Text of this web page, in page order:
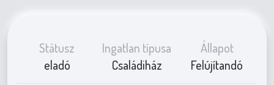
Státusz
eladó
Ingatlan típusa
Családiház
Állapot
Felújítandó